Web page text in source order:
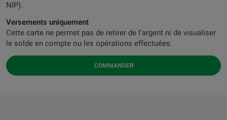
NIP).
Versements uniquement
Cette carte ne permet pas de retirer de l’argent ni de visualiser
le solde en compte ou les opérations effectuées.
COMMANDER